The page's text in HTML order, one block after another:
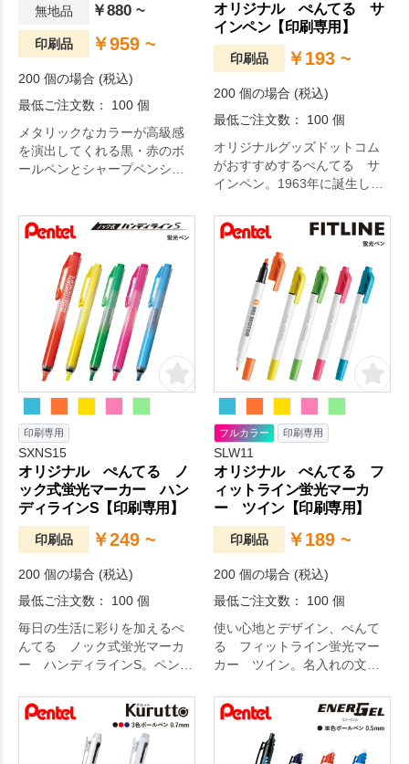
無地品 ￥880 ~
印刷品 ￥959 ~
200 個の場合 (税込)
最低ご注文数： 100 個
メタリックなカラーが高級感
を演出してくれる黒・赤のボ
ールペンとシャープペンシル
オリジナル ぺんてる サ
インペン【印刷専用】
印刷品 ￥193 ~
200 個の場合 (税込)
最低ご注文数： 100 個
オリジナルグッズドットコム
がおすすめするぺんてる サ
インペン。1963年に誕生し、
な職業の方に愛され続けてい
るサインペン。スケジュール
管理、TO DOリストの作成、
アイディア出し等、ボールペ
ンでは少し物足りない時にサ
サっと書くことができます。
カラフルな色展開で軸部分に1
色の名入れが可能です。
印刷専用
SXNS15
オリジナル ぺんてる ノ
ック式蛍光マーカー ハン
ディラインS【印刷専用】
印刷品 ￥249 ~
200 個の場合 (税込)
最低ご注文数： 100 個
毎日の生活に彩りを加えるぺ
んてる ノック式蛍光マーカ
ー ハンディラインS。ペン先
ク式蛍光マーカー。キャップ
を無くす心配もなく、片手で
すぐに使うことができます。
軸内部にはボールシャッター
フルカラー 印刷専用
SLW11
オリジナル ぺんてる フ
ィットライン蛍光マーカ
ー ツイン【印刷専用】
印刷品 ￥189 ~
200 個の場合 (税込)
最低ご注文数： 100 個
使い心地とデザイン、ぺんて
る フィットライン蛍光マー
カー ツイン。名入れの文字
ン。フィットラインはペン先
が曲がる為、線がキレイに引
けるのが特徴です。ペン先は
ストラップを取り付け可能な